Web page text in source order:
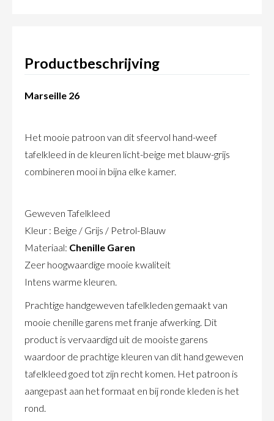
Productbeschrijving
Marseille 26
Het mooie patroon van dit sfeervol hand-weef
tafelkleed in de kleuren licht-beige met blauw-grijs
combineren mooi in bijna elke kamer.
Geweven Tafelkleed
Kleur : Beige / Grijs / Petrol-Blauw
Materiaal: Chenille Garen
Zeer hoogwaardige mooie kwaliteit
Intens warme kleuren.
Prachtige handgeweven tafelkleden gemaakt van
mooie chenille garens met franje afwerking. Dit
product is vervaardigd uit de mooiste garens
waardoor de prachtige kleuren van dit hand geweven
tafelkleed goed tot zijn recht komen. Het patroon is
aangepast aan het formaat en bij ronde kleden is het
rond.